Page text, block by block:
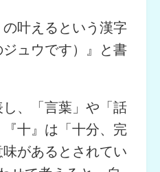
叶えるという漢字
ュウです）』と書
し、「言葉」や「話
十』は「十分、完
があるとされてい